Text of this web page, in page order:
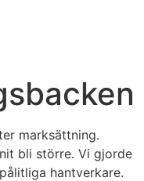
marksättning.
bli större. Vi gjorde
hantverkare.